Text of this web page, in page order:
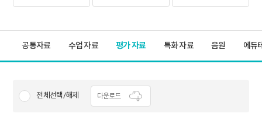
공통자료 수업 자료 평가 자료 특화 자료 음원 에듀
전체선택/해제 다운로드